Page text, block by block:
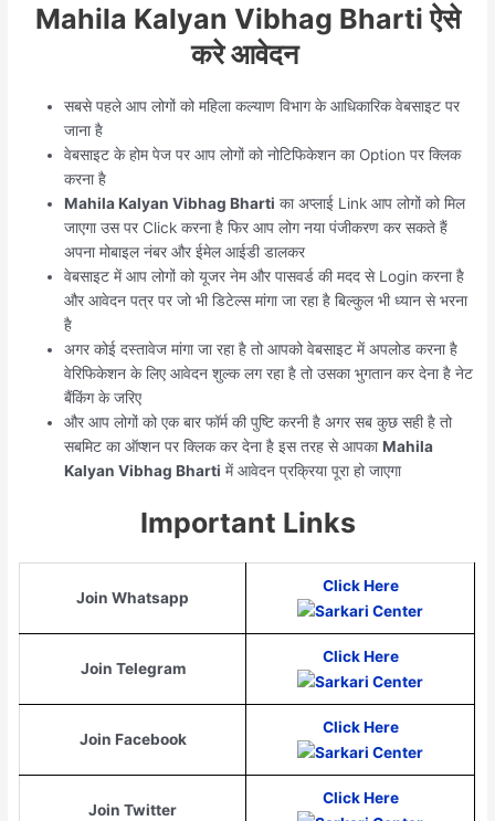
Mahila Kalyan Vibhag Bharti ऐसे
करे आवेदन
सबसे पहले आप लोगों को महिला कल्याण विभाग के आधिकारिक वेबसाइट पर
जाना है
वेबसाइट के होम पेज पर आप लोगों को नोटिफिकेशन का Option पर क्लिक
करना है
Mahila Kalyan Vibhag Bharti का अप्लाई Link आप लोगों को मिल
जाएगा उस पर Click करना है फिर आप लोग नया पंजीकरण कर सकते हैं
अपना मोबाइल नंबर और ईमेल आईडी डालकर
वेबसाइट में आप लोगों को यूजर नेम और पासवर्ड की मदद से Login करना है
और आवेदन पत्र पर जो भी डिटेल्स मांगा जा रहा है बिल्कुल भी ध्यान से भरना
है
अगर कोई दस्तावेज मांगा जा रहा है तो आपको वेबसाइट में अपलोड करना है
वेरिफिकेशन के लिए आवेदन शुल्क लग रहा है तो उसका भुगतान कर देना है नेट
बैंकिंग के जरिए
और आप लोगों को एक बार फॉर्म की पुष्टि करनी है अगर सब कुछ सही है तो
सबमिट का ऑप्शन पर क्लिक कर देना है इस तरह से आपकाMahila
Kalyan Vibhag Bharti में आवेदन प्रक्रिया पूरा हो जाएगा
Important Links
Join Whatsapp
Click Here
Join Telegram
Click Here
Join Facebook
Click Here
Join Twitter
Click Here